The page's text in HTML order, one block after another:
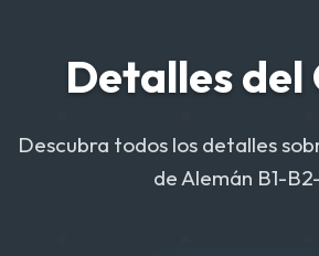
Detalles del
Descubra todos los detalles
de Alemán B1-